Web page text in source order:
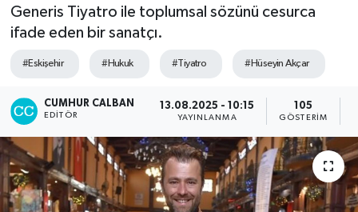
Generis Tiyatro ile toplumsal sözünü cesurca
ifade eden bir sanatçı.
#Eskişehir #Hukuk #Tiyatro #Hüseyin Akçar
CUMHUR CALBAN
EDITÖR
13.08.2025 - 10:15
YAYINLANMA
105
GÖSTERIM